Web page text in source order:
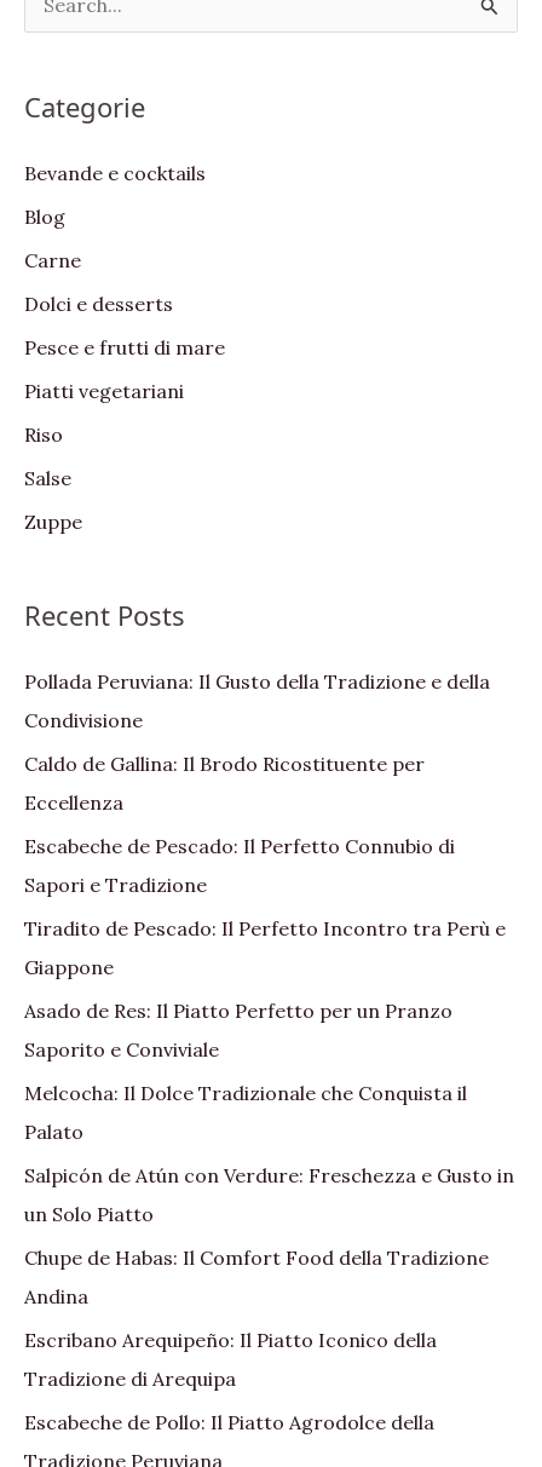
e
r
f
o
r
:
Categorie
Bevande e cocktails
Blog
Carne
Dolci e desserts
Pesce e frutti di mare
Piatti vegetariani
Riso
Salse
Zuppe
Recent Posts
Pollada Peruviana: Il Gusto della Tradizione e della
Condivisione
Caldo de Gallina: Il Brodo Ricostituente per
Eccellenza
Escabeche de Pescado: Il Perfetto Connubio di
Sapori e Tradizione
Tiradito de Pescado: Il Perfetto Incontro tra Perù e
Giappone
Asado de Res: Il Piatto Perfetto per un Pranzo
Saporito e Conviviale
Melcocha: Il Dolce Tradizionale che Conquista il
Palato
Salpicón de Atún con Verdure: Freschezza e Gusto in
un Solo Piatto
Chupe de Habas: Il Comfort Food della Tradizione
Andina
Escribano Arequipeño: Il Piatto Iconico della
Tradizione di Arequipa
Escabeche de Pollo: Il Piatto Agrodolce della
Tradizione Peruviana